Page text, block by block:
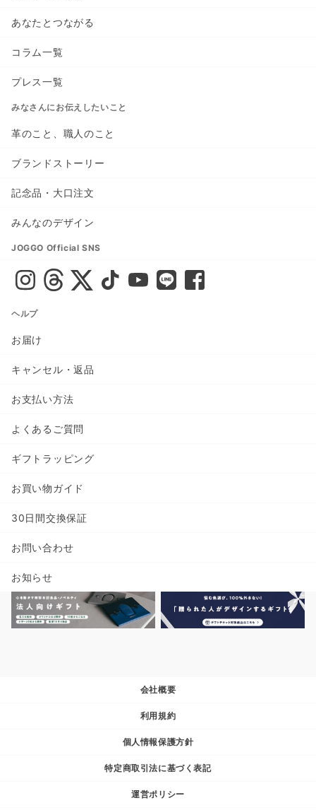
あなたとつながる
コラム一覧
プレス一覧
みなさんにお伝えしたいこと
革のこと、職人のこと
ブランドストーリー
記念品・大口注文
みんなのデザイン
JOGGO Official SNS
ヘルプ
お届け
キャンセル・返品
お支払い方法
よくあるご質問
ギフトラッピング
お買い物ガイド
30日間交換保証
お問い合わせ
お知らせ
会社概要
利用規約
個人情報保護方針
特定商取引法に基づく表記
運営ポリシー